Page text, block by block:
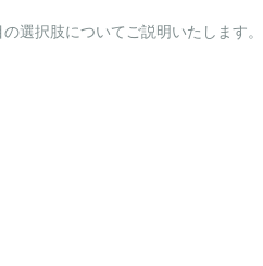
選択肢についてご説明いたします。